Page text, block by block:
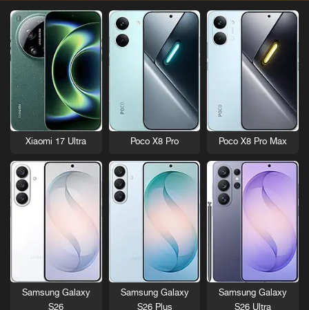
Poco X8 Pro Max
Poco X8 Pro
Xiaomi 17 Ultra
Samsung Galaxy
Samsung Galaxy
Samsung Galaxy